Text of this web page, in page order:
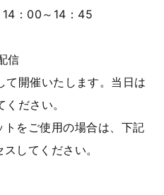
14 ： 00 ～ 14 ： 45
信
開催いたします。当日は
ださい。
をご使用の場合は、下記
してください。